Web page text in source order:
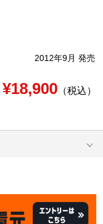
2012年9月 発売
¥18,900（税込）